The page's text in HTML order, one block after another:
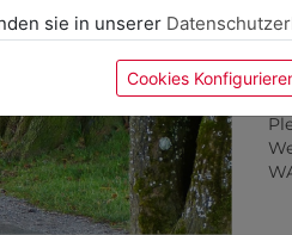
sie in unserer
Cookies